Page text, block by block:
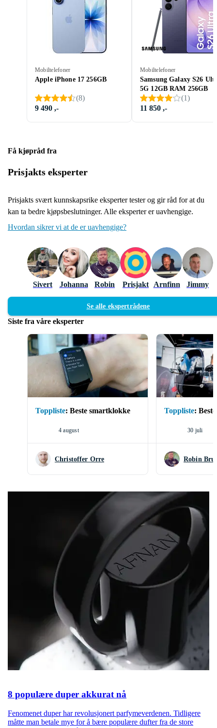
Mobiltelefoner
Apple iPhone 17 256GB
(8)
9 490 ,-
Mobiltelefoner
Samsung Galaxy S26
5G 12GB RAM 256GB
(1)
11 850 ,-
Få kjøpråd fra
Prisjakts eksperter
Prisjakts svært kunnskapsrike eksperter tester og gir råd for at du
kan ta bedre kjøpsbeslutninger. Alle eksperter er uavhengige.
Hvordan sikrer vi at de er uavhengige?
Sivert Johanna Robin Prisjakt Arnfinn Jimmy
Se alle ekspertrådene
Siste fra våre eksperter
Toppliste: Beste smartklokke
4 august
Christoffer Orre
Toppliste:
30 juli
Robin
8 populære duper akkurat nå
Fenomenet duper har revolusjonert parfymeverdenen. Tidligere
måtte man betale mye for å bære populære dufter fra de store